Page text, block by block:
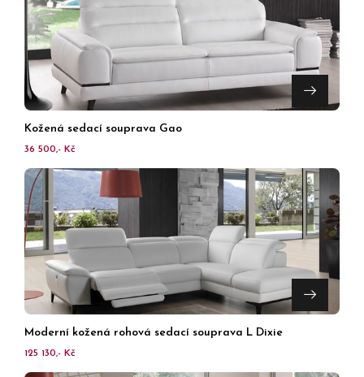
Kožená sedací souprava Gao
36 500,- Kč
Moderní kožená rohová sedací souprava L Dixie
125 130,- Kč